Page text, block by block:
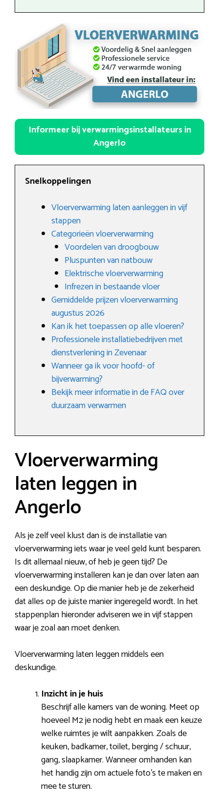
Informeer bij verwarmingsinstallateurs in
Angerlo
Snelkoppelingen
Vloerverwarming laten aanleggen in vijf
stappen
Categorieën vloerverwarming
Voordelen van droogbouw
Pluspunten van natbouw
Elektrische vloerverwarming
Infrezen in bestaande vloer
Gemiddelde prijzen vloerverwarming
augustus 2026
Kan ik het toepassen op alle vloeren?
Professionele installatiebedrijven met
dienstverlening in Zevenaar
Wanneer ga ik voor hoofd- of
bijverwarming?
Bekijk meer informatie in de FAQ over
duurzaam verwarmen
Vloerverwarming
laten leggen in
Angerlo
Als je zelf veel klust dan is de installatie van
vloerverwarming iets waar je veel geld kunt besparen.
Is dit allemaal nieuw, of heb je geen tijd? De
vloerverwarming installeren kan je dan over laten aan
een deskundige. Op die manier heb je de zekerheid
dat alles op de juiste manier ingeregeld wordt. In het
stappenplan hieronder adviseren we in vijf stappen
waar je zoal aan moet denken.
Vloerverwarming laten leggen middels een
deskundige.
Inzicht in je huis
Beschrijf alle kamers van de woning. Meet op
hoeveel M2 je nodig hebt en maak een keuze
welke ruimtes je wilt aanpakken. Zoals de
keuken, badkamer, toilet, berging / schuur,
gang, slaapkamer. Wanneer omhanden kan
het handig zijn om actuele foto’s te maken en
mee te sturen.